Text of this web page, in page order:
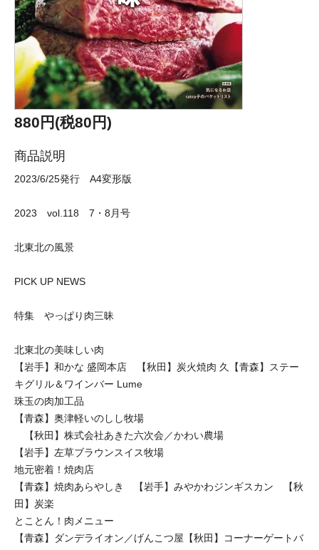
880円(税80円)
商品説明
2023/6/25発行 A4変形版
2023 vol.118 7・8月号
北東北の風景
PICK UP NEWS
特集 やっぱり肉三昧
北東北の美味しい肉
【岩手】和かな 盛岡本店 【秋田】炭火焼肉 久【青森】ステー
キグリル＆ワインバー Lume
珠玉の肉加工品
【青森】奥津軽いのしし牧場
【秋田】株式会社あきた六次会／かわい農場
【岩手】左草ブラウンスイス牧場
地元密着！焼肉店
【青森】焼肉あらやしき 【岩手】みやかわジンギスカン 【秋
田】炭楽
とことん！肉メニュー
【青森】ダンデライオン／げんこつ屋【秋田】コーナーゲートバ